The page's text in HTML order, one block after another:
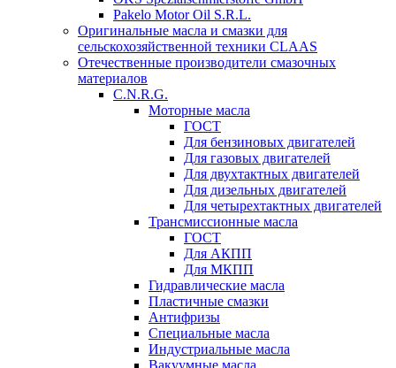
Pakelo Motor Oil S.R.L.
Оригинальные масла и смазки для
сельскохозяйственной техники CLAAS
Отечественные производители смазочных
материалов
C.N.R.G.
Моторные масла
ГОСТ
Для бензиновых двигателей
Для газовых двигателей
Для двухтактных двигателей
Для дизельных двигателей
Для четырехтактных двигателей
Трансмиссионные масла
ГОСТ
Для АКПП
Для МКПП
Гидравлические масла
Пластичные смазки
Антифризы
Специальные масла
Индустриальные масла
Вакуумные масла